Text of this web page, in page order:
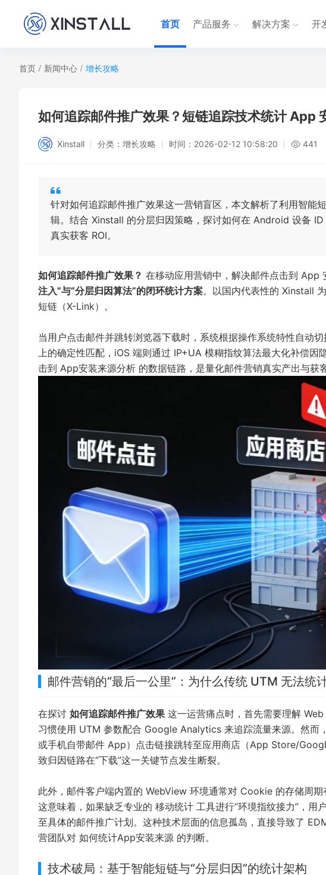
首页 产品服务 解决方案 开
首页 / 新闻中心 / 增长攻略
如何追踪邮件推广效果？短链追踪技术统计 App
Xinstall 分类： 增长攻略 时间： 2026-02-12 10:58:20 441
针对如何追踪邮件推广效果这一营销盲区，本文解析了利用智能
辑。结合 Xinstall 的分层归因策略，探讨如何在 Android 设备
真实获客 ROI。
如何追踪邮件推广效果？ 在移动应用营销中，解决邮件点击到 App
注入”与“分层归因算法”的闭环统计方案。以国内代表性的 Xinstall
短链（X-Link）。
当用户点击邮件并跳转浏览器下载时，系统根据操作系统特性自动
上的确定性匹配，iOS 端则通过 IP+UA 模糊指纹算法最大化补偿
击到 App安装来源分析 的数据链路，是量化邮件营销真实产出与获
邮件营销的“最后一公里”：为什么传统 UTM 无法统
在探讨 如何追踪邮件推广效果 这一运营痛点时，首先需要理解
习惯使用 UTM 参数配合 Google Analytics 来追踪流量来源。然而
或手机自带邮件 App）点击链接跳转至应用商店（App Store/
致归因链路在“下载”这一关键节点发生断裂。
此外，邮件客户端内置的 WebView 环境通常对 Cookie 的存储周
这意味着，如果缺乏专业的 移动统计 工具进行“环境指纹接力”，用
至具体的邮件推广计划。这种技术层面的信息孤岛，直接导致了
营团队对 如何统计App安装来源 的判断。
技术破局：基于智能短链与“分层归因”的统计架构